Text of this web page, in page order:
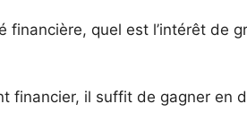
quel est l’intérêt de
financier, il suffit de gagner en